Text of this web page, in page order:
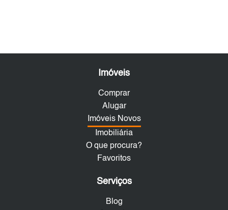
Imóveis
Comprar
Alugar
Imóveis Novos
Imobiliária
O que procura?
Favoritos
Serviços
Blog